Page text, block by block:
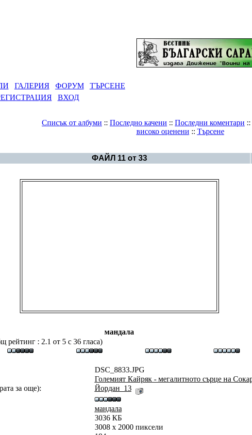
ГАЛЕРИЯ ФОРУМ
ТЪРСЕНЕ
ВХОД
Списък от албуми :: Последно качени :: Последни коментари ::
високо оценени :: Търсене
ФАЙЛ 11 от 33
мандала
рейтинг : 2.1 от 5 с 36 гласа)
DSC_8833.JPG
Големият Кайряк - мегалитното сърце на
за още):
Йордан_13
мандала
3036 КБ
3008 x 2000 пиксели